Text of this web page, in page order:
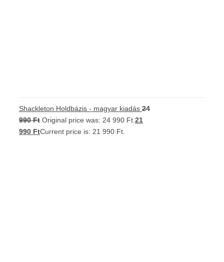
Shackleton Holdbázis - magyar kiadás 24
990Ft Original price was: 24 990 Ft. 21
990 FtCurrent price is: 21 990 Ft.